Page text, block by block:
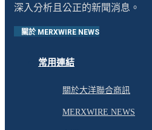
深入分析且公正的新聞消息。
關於 MERXWIRE NEWS
常用連結
關於大洋聯合商訊
MERXWIRE NEWS